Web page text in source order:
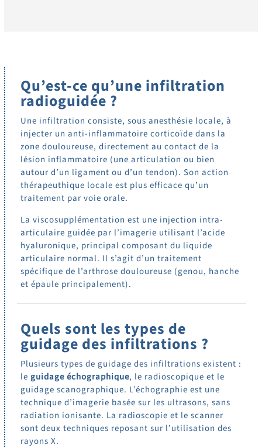
Qu’est-ce qu’une infiltration
radioguidée ?
Une infiltration consiste, sous anesthésie locale, à
injecter un anti-inflammatoire corticoïde dans la
zone douloureuse, directement au contact de la
lésion inflammatoire (une articulation ou bien
autour d’un ligament ou d’un tendon). Son action
thérapeuthique locale est plus efficace qu’un
traitement par voie orale.
La viscosupplémentation est une injection intra-
articulaire guidée par l’imagerie utilisant l’acide
hyaluronique, principal composant du liquide
articulaire normal. Il s’agit d’un traitement
spécifique de l’arthrose douloureuse (genou, hanche
et épaule principalement).
Quels sont les types de
guidage des infiltrations ?
Plusieurs types de guidage des infiltrations existent :
le guidage échographique, le radioscopique et le
guidage scanographique. L’échographie est une
technique d’imagerie basée sur les ultrasons, sans
radiation ionisante. La radioscopie et le scanner
sont deux techniques reposant sur l’utilisation des
rayons X.